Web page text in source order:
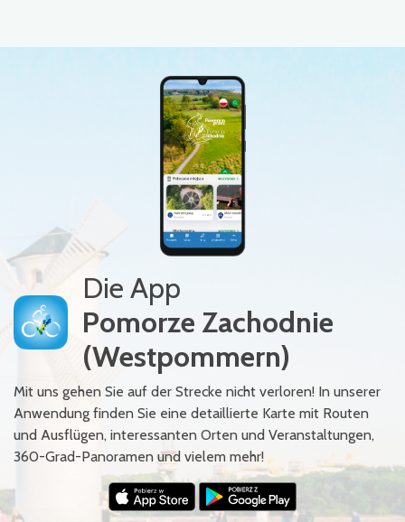
Die App
Pomorze Zachodnie
(Westpommern)
Mit uns gehen Sie auf der Strecke nicht verloren! In unserer
Anwendung finden Sie eine detaillierte Karte mit Routen
und Ausflügen, interessanten Orten und Veranstaltungen,
360-Grad-Panoramen und vielem mehr!